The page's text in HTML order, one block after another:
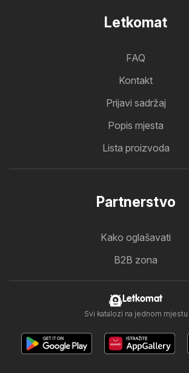
Letkomat
FAQ
Kontakt
Prijavi sadržaj
Popis mjesta
Lista proizvoda
Partnerstvo
Kako oglašavati
B2B zona
Letkomat
Svi katalozi na jednom mjestu